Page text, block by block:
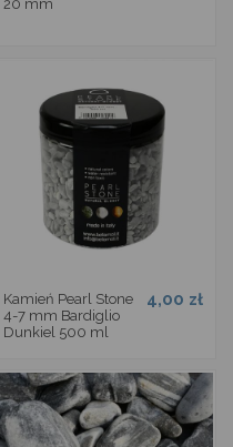
20 mm
Kamień Pearl Stone
4-7 mm Bardiglio
Dunkiel 500 ml
4,00 zł